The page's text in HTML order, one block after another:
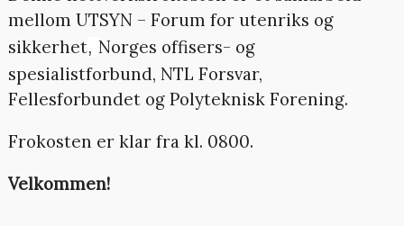
mellom UTSYN – Forum for utenriks og
sikkerhet, Norges offisers- og
spesialistforbund, NTL Forsvar,
Fellesforbundet og Polyteknisk Forening.
Frokosten er klar fra kl. 0800.
Velkommen!